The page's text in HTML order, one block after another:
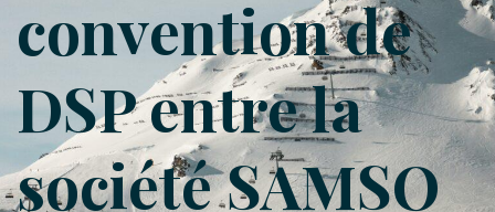
convention de
DSP entre la
société SAMSO